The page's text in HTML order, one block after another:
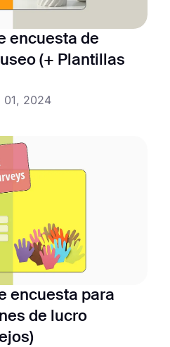
encuesta de
(+ Plantillas
01, 2024
encuesta para
de lucro